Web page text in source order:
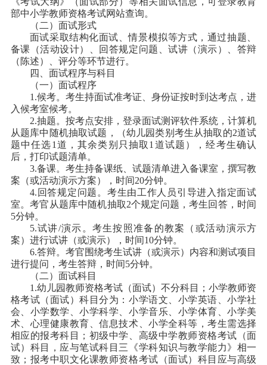
部中小学教师资格考试网站查询。
（二）面试形式
面试采取结构化面试、情景模拟等方式，通过抽题、
备课（活动设计）、回答规定问题、试讲（演示）、答辩
（陈述）、评分等环节进行。
四、面试程序与科目
（一）面试程序
1.候考。考生持面试准考证、身份证按时到达考点，进
入候考室候考。
2.抽题。按考点安排，登录面试测评软件系统，计算机
从题库中随机抽取试题，（幼儿园类别考生从抽取的2道试
题中任选1道，其余类别只抽取1道试题），经考生确认
后，打印试题清单。
3.备课。考生持备课纸、试题清单进入备课室，撰写教
案（或活动演示方案），时间20分钟。
4.回答规定问题。考生由工作人员引导进入指定面试
室。考官从题库中随机抽取2个规定问题，考生回答，时间
5分钟。
5.试讲/演示。考生按照准备的教案（或活动演示方
案）进行试讲（或演示），时间10分钟。
6.答辩。考官围绕考生试讲（或演示）内容和测试项目
进行提问，考生答辩，时间5分钟。
（二）面试科目
1.幼儿园教师资格考试（面试）不分科目；小学教师资
格考试（面试）科目分为：小学语文、小学英语、小学社
会、小学数学、小学科学、小学音乐、小学体育、小学美
术、心理健康教育、信息技术、小学全科等，考生需选择
相应的报考科目；初级中学、高级中学教师资格考试（面
试）科目，应与笔试科目三《学科知识与教学能力》相一
致；报考中职文化课教师资格考试（面试）科目应与高级